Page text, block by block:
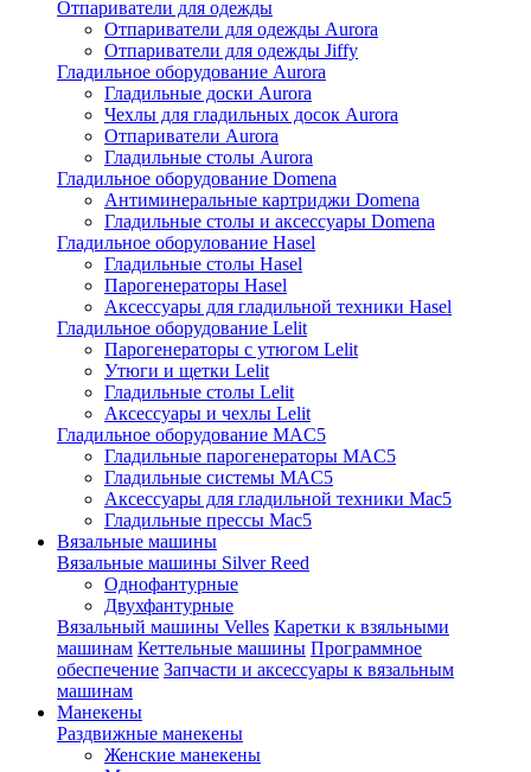
Отпариватели для одежды
Отпариватели для одежды Aurora
Отпариватели для одежды Jiffy
Гладильное оборудование Aurora
Гладильные доски Aurora
Чехлы для гладильных досок Aurora
Отпариватели Aurora
Гладильные столы Aurora
Гладильное оборудование Domena
Антиминеральные картриджи Domena
Гладильные столы и аксессуары Domena
Гладильное оборулование Hasel
Гладильные столы Hasel
Парогенераторы Hasel
Аксессуары для гладильной техники Hasel
Гладильное оборудование Lelit
Парогенераторы с утюгом Lelit
Утюги и щетки Lelit
Гладильные столы Lelit
Аксессуары и чехлы Lelit
Гладильное оборудование MAC5
Гладильные парогенераторы MAC5
Гладильные системы MAC5
Аксессуары для гладильной техники Mac5
Гладильные прессы Mac5
Вязальные машины
Вязальные машины Silver Reed
Однофантурные
Двухфантурные
Вязальный машины Velles Каретки к взяльными
машинам Кеттельные машины Программное
обеспечение Запчасти и аксессуары к вязальным
машинам
Манекены
Раздвижные манекены
Женские манекены